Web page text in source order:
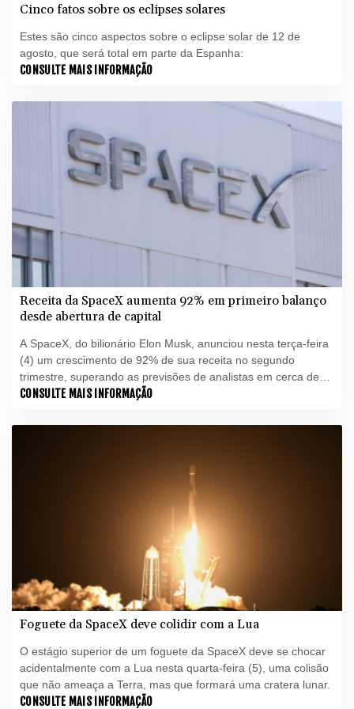
Cinco fatos sobre os eclipses solares
Estes são cinco aspectos sobre o eclipse solar de 12 de
agosto, que será total em parte da Espanha:
CONSULTE MAIS INFORMAÇÃO
Receita da SpaceX aumenta 92% em primeiro balanço
desde abertura de capital
A SpaceX, do bilionário Elon Musk, anunciou nesta terça-feira
(4) um crescimento de 92% de sua receita no segundo
trimestre, superando as previsões de analistas em cerca de
US$ 1 bilhão (R$ 5,1 bilhões), no primeiro balanço divulgado
CONSULTE MAIS INFORMAÇÃO
Foguete da SpaceX deve colidir com a Lua
O estágio superior de um foguete da SpaceX deve se chocar
acidentalmente com a Lua nesta quarta-feira (5), uma colisão
que não ameaça a Terra, mas que formará uma cratera lunar.
CONSULTE MAIS INFORMAÇÃO